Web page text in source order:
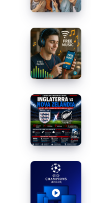
com
aplicativo
App
de
Músicas
grátis
offline
Inglaterra
x
Nova
Zelândia
Champions
League